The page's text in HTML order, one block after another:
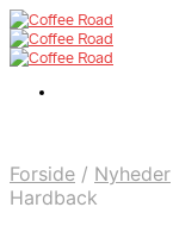
Forside / Nyheder
Hardback